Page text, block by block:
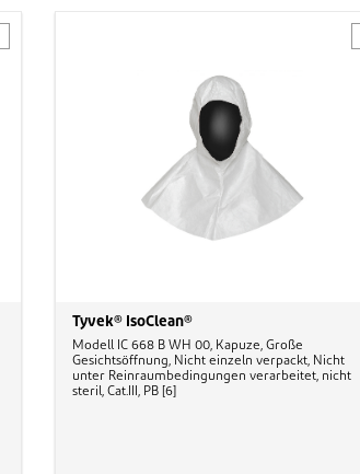
Tyvek® IsoClean®
Modell IC 668 B WH 00, Kapuze, Große
Gesichtsöffnung, Nicht einzeln verpackt, Nicht
unter Reinraumbedingungen verarbeitet, nicht
steril, Cat.III, PB [6]